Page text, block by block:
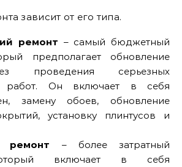
зависит от его типа.
ремонт – самый бюджетный
предполагает обновление
проведения серьезных
работ. Он включает в себя
замену обоев, обновление
установку плинтусов и
ремонт – более затратный
включает в себя